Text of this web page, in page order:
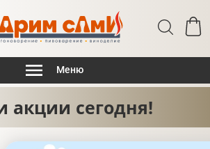
Меню
акции сегодня!